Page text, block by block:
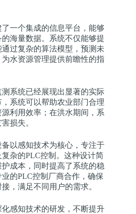
一个集成的信息平台，能够
海量数据。系统不仅能够提
过复杂的算法模型，预测未
水资源管理提供前瞻性的指
系统已经展现出显著的实际
系统可以帮助农业部门合理
利用效率；在洪水期间，系
损失。
以感知技术为核心，专注于
杂的PLC控制。这种设计简
成本，同时提高了系统的稳
的PLC控制厂商合作，确保
，满足不同用户的需求。
感知技术的研发，不断提升